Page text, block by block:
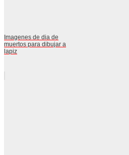
Imagenes de dia de
muertos para dibujar a
lapiz